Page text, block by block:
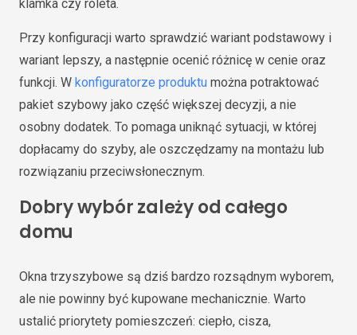
klamka czy roleta.
Przy konfiguracji warto sprawdzić wariant podstawowy i
wariant lepszy, a następnie ocenić różnicę w cenie oraz
funkcji. W konfiguratorze produktu można potraktować
pakiet szybowy jako część większej decyzji, a nie
osobny dodatek. To pomaga uniknąć sytuacji, w której
dopłacamy do szyby, ale oszczędzamy na montażu lub
rozwiązaniu przeciwsłonecznym.
Dobry wybór zależy od całego
domu
Okna trzyszybowe są dziś bardzo rozsądnym wyborem,
ale nie powinny być kupowane mechanicznie. Warto
ustalić priorytety pomieszczeń: ciepło, cisza,